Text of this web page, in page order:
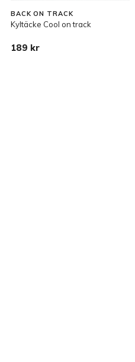
BACK ON TRACK
Kyltäcke Cool on track
189 kr